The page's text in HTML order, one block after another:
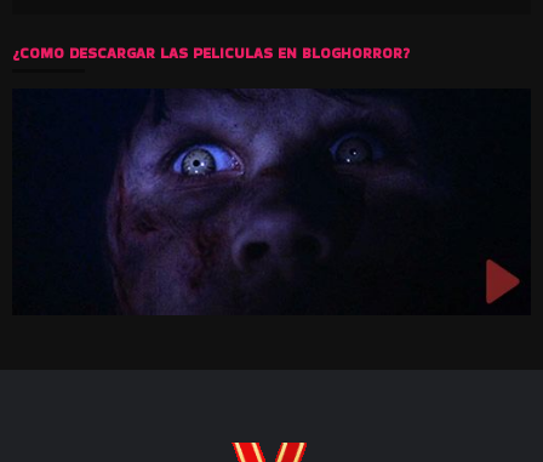
¿COMO DESCARGAR LAS PELICULAS EN BLOGHORROR?